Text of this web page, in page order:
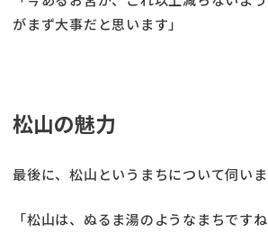
がまず大事だと思います」
松山の魅力
最後に、松山というまちについて伺いま
「松山は、ぬるま湯のようなまちですね